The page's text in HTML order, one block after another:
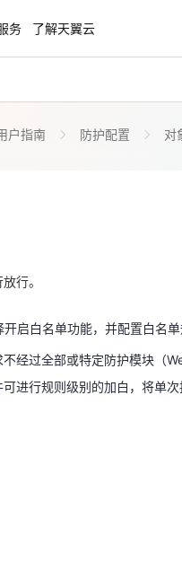
聚力AI赋能 天翼云大模型
“一云多芯、一云多态”,国产化
国产操作系统及硬件芯片支持
奖励
务 了解天翼云
户指南 防护配置 对
启白名单功能，并配置白名单
不经过全部或特定防护模块（
行。
启白名单功能，并配置白名单
不经过全部或特定防护模块（
进行规则级别的加白，将单次